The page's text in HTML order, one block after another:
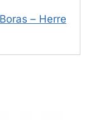
– Herre